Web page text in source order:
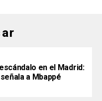
en el Madrid:
a Mbappé